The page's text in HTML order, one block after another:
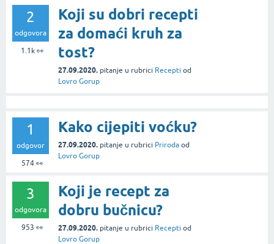
2
odgovora
1.1k👀
Koji su dobri recepti
za domaći kruh za
tost?
27.09.2020. pitanje u rubrici Recepti od
Lovro Gorup
1
odgovor
574👀
Kako cijepiti voćku?
27.09.2020. pitanje u rubrici Priroda od
Lovro Gorup
3
odgovora
953 👀
Koji je recept za
dobru bučnicu?
27.09.2020. pitanje u rubrici Recepti od
Lovro Gorup